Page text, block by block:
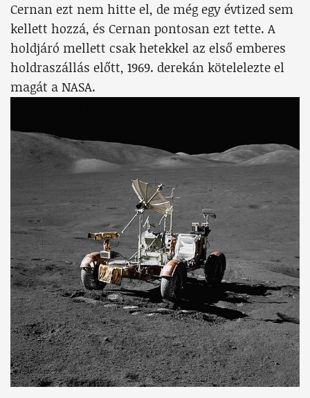
Cernan ezt nem hitte el, de még egy évtized sem
kellett hozzá, és Cernan pontosan ezt tette. A
holdjáró mellett csak hetekkel az első emberes
holdraszállás előtt, 1969. derekán kötelelezte el
magát a NASA.